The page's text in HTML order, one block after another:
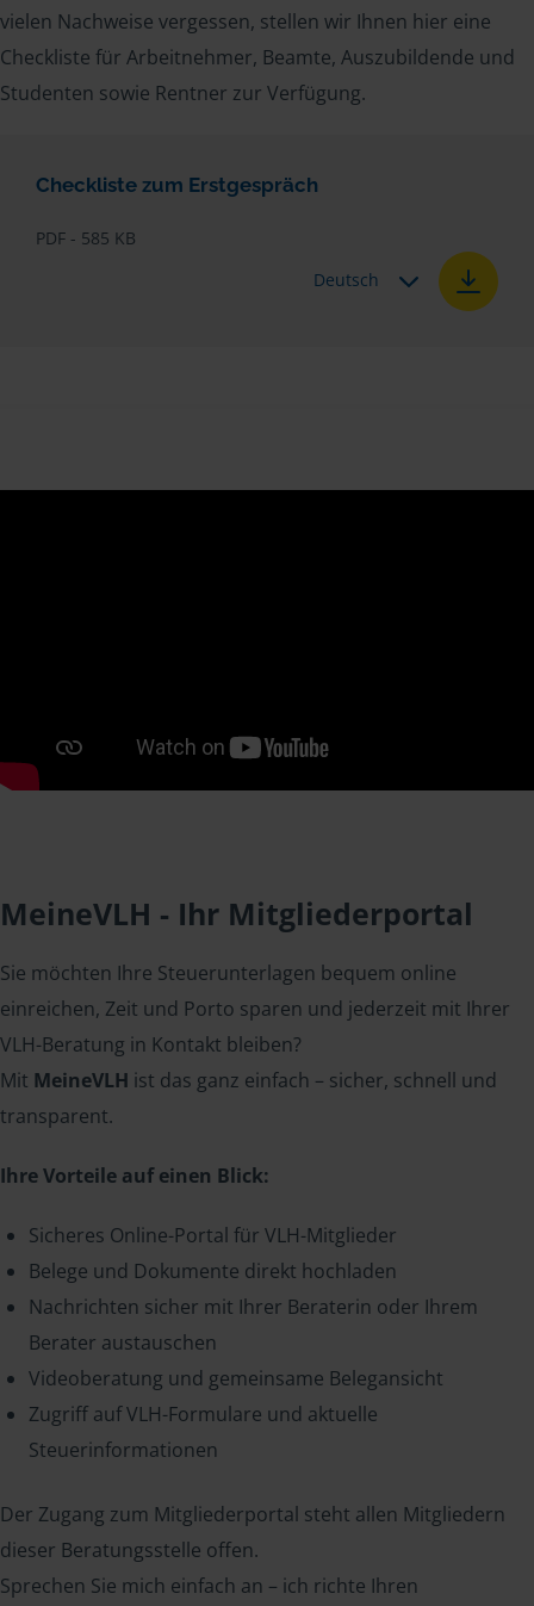
vielen Nachweise vergessen, stellen wir Ihnen hier eine
Checkliste für Arbeitnehmer, Beamte, Auszubildende und
Studenten sowie Rentner zur Verfügung.
Checkliste zum Erstgespräch
PDF - 585 KB
Deutsch
MeineVLH - Ihr Mitgliederportal
Sie möchten Ihre Steuerunterlagen bequem online
einreichen, Zeit und Porto sparen und jederzeit mit Ihrer
VLH-Beratung in Kontakt bleiben?
Mit MeineVLH ist das ganz einfach – sicher, schnell und
transparent.
Ihre Vorteile auf einen Blick:
Sicheres Online-Portal für VLH-Mitglieder
Belege und Dokumente direkt hochladen
Nachrichten sicher mit Ihrer Beraterin oder Ihrem
Berater austauschen
Videoberatung und gemeinsame Belegansicht
Zugriff auf VLH-Formulare und aktuelle
Steuerinformationen
Der Zugang zum Mitgliederportal steht allen Mitgliedern
dieser Beratungsstelle offen.
Sprechen Sie mich einfach an – ich richte Ihren